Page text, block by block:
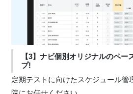
【3】ナビ個別オリジナルのペー
プ!
定期テストに向けたスケジュール管